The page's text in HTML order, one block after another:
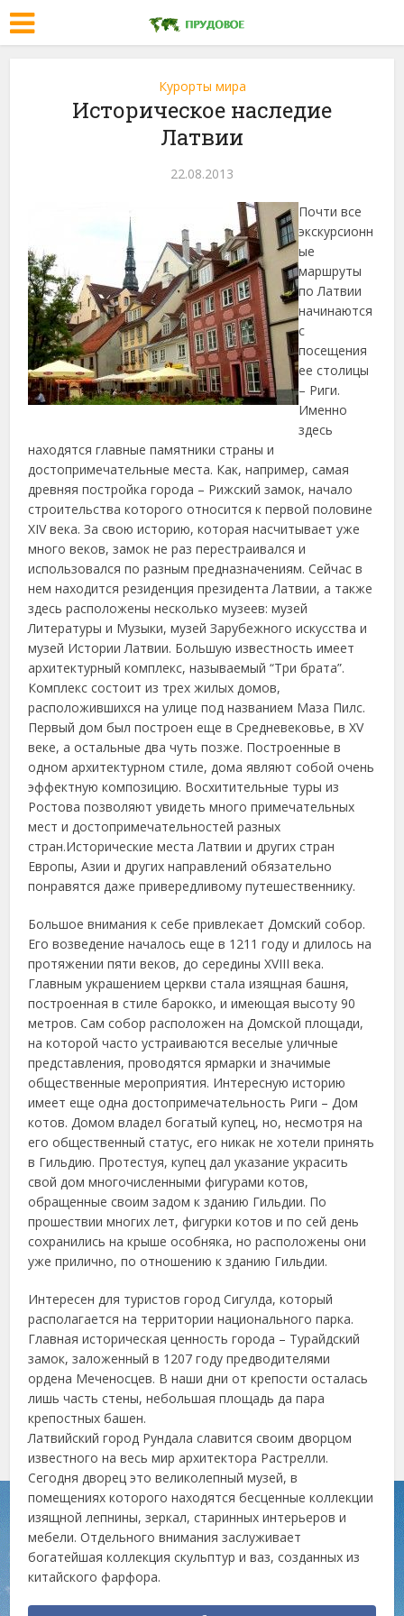
Курорты мира
Историческое наследие
Латвии
22.08.2013
Почти все
экскурсионн
ые
маршруты
по Латвии
начинаются
с
посещения
ее столицы
– Риги.
Именно
здесь
находятся главные памятники страны и
достопримечательные места. Как, например, самая
древняя постройка города – Рижский замок,начало
строительства которого относится к первой половине
XIV века. За свою историю, которая насчитывает уже
много веков, замок не раз перестраивался и
использовался по разным предназначениям. Сейчас в
нем находится резиденция президента Латвии, а также
здесь расположены несколько музеев: музей
Литературы и Музыки, музей Зарубежного искусства и
музей Истории Латвии. Большую известность имеет
архитектурный комплекс, называемый “Три брата”.
Комплекс состоит из трех жилых домов,
расположившихся на улице под названием Маза Пилс.
Первый дом был построен еще в Средневековье, в XV
веке, а остальные два чуть позже. Построенные в
одном архитектурном стиле, дома являют собой очень
эффектную композицию. Восхитительные туры из
Ростова позволяют увидеть много примечательных
мест и достопримечательностей разных
стран.Исторические места Латвии и других стран
Европы, Азии и других направлений обязательно
понравятся даже привередливому путешественнику.
Большое внимания к себе привлекает Домский собор.
Его возведение началось еще в 1211 году и длилось на
протяжении пяти веков, до середины XVIII века.
Главным украшением церкви стала изящная башня,
построенная в стиле барокко, и имеющая высоту 90
метров. Сам собор расположен на Домской площади,
на которой часто устраиваются веселые уличные
представления, проводятся ярмарки и значимые
общественные мероприятия. Интересную историю
имеет еще одна достопримечательность Риги – Дом
котов. Домом владел богатый купец, но, несмотря на
его общественный статус, его никак не хотели принять
в Гильдию. Протестуя, купец дал указание украсить
свой дом многочисленными фигурами котов,
обращенные своим задом к зданию Гильдии. По
прошествии многих лет, фигурки котов и по сей день
сохранились на крыше особняка, но расположены они
уже прилично, по отношению к зданию Гильдии.
Интересен для туристов город Сигулда, который
располагается на территории национального парка.
Главная историческая ценность города – Турайдский
замок, заложенный в 1207 году предводителями
ордена Меченосцев. В наши дни от крепости осталась
лишь часть стены, небольшая площадь да пара
крепостных башен.
Латвийский город Рундала славится своим дворцом
известного на весь мир архитектора Растрелли.
Сегодня дворец это великолепный музей, в
помещениях которого находятся бесценные коллекции
изящной лепнины, зеркал, старинных интерьеров и
мебели. Отдельного внимания заслуживает
богатейшая коллекция скульптур и ваз, созданных из
китайского фарфора.